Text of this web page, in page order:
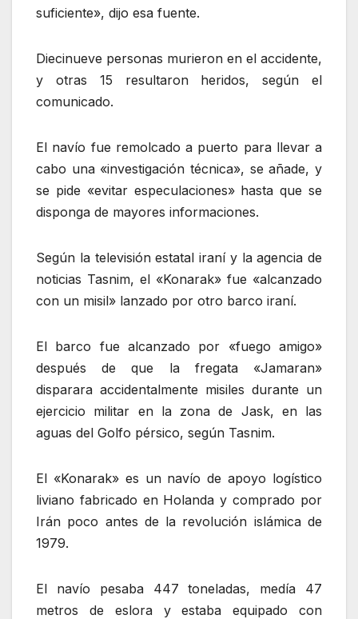
suficiente», dijo esa fuente.
Diecinueve personas murieron en el accidente,
y otras 15 resultaron heridos, según el
comunicado.
El navío fue remolcado a puerto para llevar a
cabo una «investigación técnica», se añade, y
se pide «evitar especulaciones» hasta que se
disponga de mayores informaciones.
Según la televisión estatal iraní y la agencia de
noticias Tasnim, el «Konarak» fue «alcanzado
con un misil» lanzado por otro barco iraní.
El barco fue alcanzado por «fuego amigo»
después de que la fregata «Jamaran»
disparara accidentalmente misiles durante un
ejercicio militar en la zona de Jask, en las
aguas del Golfo pérsico, según Tasnim.
El «Konarak» es un navío de apoyo logístico
liviano fabricado en Holanda y comprado por
Irán poco antes de la revolución islámica de
1979.
El navío pesaba 447 toneladas, medía 47
metros de eslora y estaba equipado con